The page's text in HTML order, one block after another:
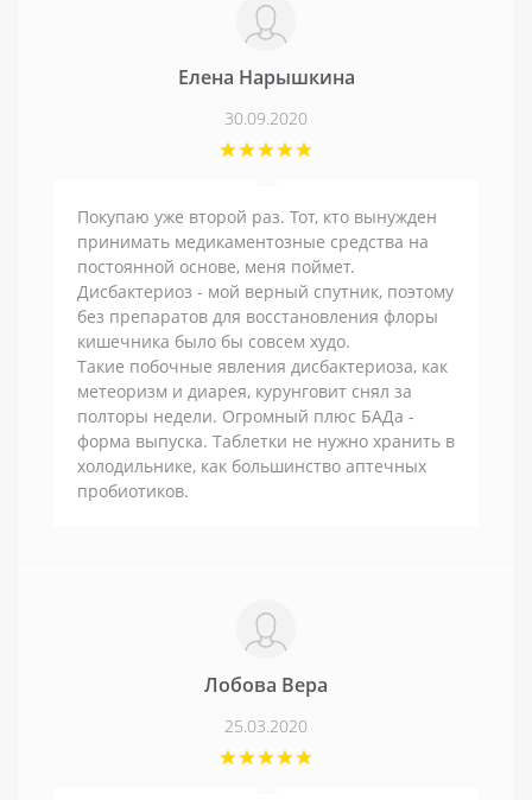
Елена Нарышкина
30.09.2020
Покупаю уже второй раз. Тот, кто вынужден
принимать медикаментозные средства на
постоянной основе, меня поймет.
Дисбактериоз - мой верный спутник, поэтому
без препаратов для восстановления флоры
кишечника было бы совсем худо.
Такие побочные явления дисбактериоза, как
метеоризм и диарея, курунговит снял за
полторы недели. Огромный плюс БАДа -
форма выпуска. Таблетки не нужно хранить в
холодильнике, как большинство аптечных
пробиотиков.
Лобова Вера
25.03.2020